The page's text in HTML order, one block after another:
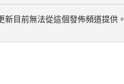
新目前無法從這個發佈頻道提供。